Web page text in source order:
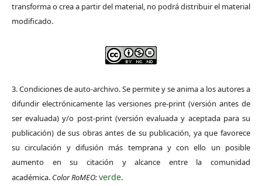
transforma o crea a partir del material, no podrá distribuir el material
modificado.
3. Condiciones de auto-archivo. Se permite y se anima a los autores a
difundir electrónicamente las versiones pre-print (versión antes de
ser evaluada) y/o post-print (versión evaluada y aceptada para su
publicación) de sus obras antes de su publicación, ya que favorece
su circulación y difusión más temprana y con ello un posible
aumento en su citación y alcance entre la comunidad
académica. Color RoMEO:verde.